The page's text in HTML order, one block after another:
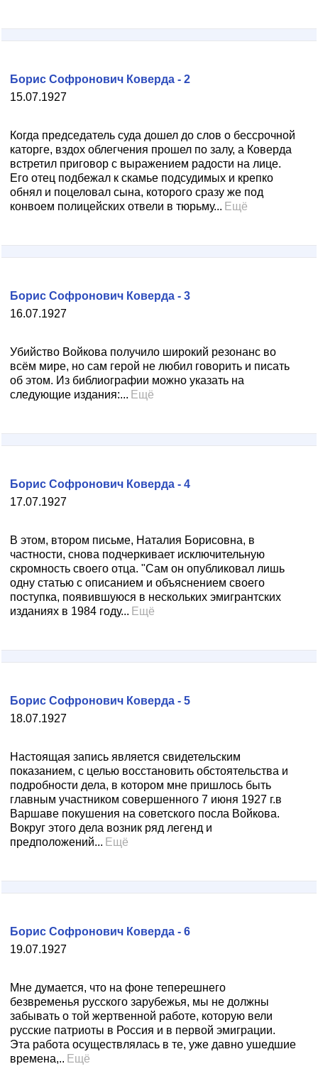
15.07.1927
Борис Софронович Коверда - 2
Когда председатель суда дошел до слов о бессрочной
каторге, вздох облегчения прошел по залу, а Коверда
встретил приговор с выражением радости на лице.
Его отец подбежал к скамье подсудимых и крепко
обнял и поцеловал сына, которого сразу же под
конвоем полицейских отвели в тюрьму... Ещё
16.07.1927
Борис Софронович Коверда - 3
Убийство Войкова получило широкий резонанс во
всём мире, но сам герой не любил говорить и писать
об этом. Из библиографии можно указать на
следующие издания:... Ещё
17.07.1927
Борис Софронович Коверда - 4
В этом, втором письме, Наталия Борисовна, в
частности, снова подчеркивает исключительную
скромность своего отца. "Сам он опубликовал лишь
одну статью с описанием и объяснением своего
поступка, появившуюся в нескольких эмигрантских
изданиях в 1984 году... Ещё
18.07.1927
Борис Софронович Коверда - 5
Настоящая запись является свидетельским
показанием, с целью восстановить обстоятельства и
подробности дела, в котором мне пришлось быть
главным участником совершенного 7 июня 1927 г.в
Варшаве покушения на советского посла Войкова.
Вокруг этого дела возник ряд легенд и
предположений... Ещё
19.07.1927
Борис Софронович Коверда - 6
Мне думается, что на фоне теперешнего
безвременья русского зарубежья, мы не должны
забывать о той жертвенной работе, которую вели
русские патриоты в Россия и в первой эмиграции.
Эта работа осуществлялась в те, уже давно ушедшие
времена,.. Ещё